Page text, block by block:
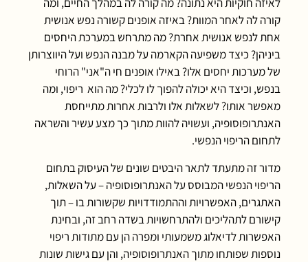
קורה לה לאחר המוות? באיזה אופנים קשורה נפש אנושית
אחת לנפש אנושית אחרת? מה מתרחש במערכת היחסים
ביניהן? כיצד משפיעה הקארמה על מבנה הנפש ועל היווצרותן
של מערכות יחסים אלו? באילו אופנים חי ה"אני" הרוחי
בנפש, וכיצד היא יכולה להפוך לו לכלי? מה הוא ריפוי, ומה
מאפשר אותו? לשאלות אלו ולרבות אחרות מתייחסת
האנתרופוסופיה, ועשויה להוות מתוך כך מצע עשיר והשראה
לתחום הריפוי הנפשי.
מדור זה מתעתד לתאר היבטים שונים של העיסוק בתחום
הריפוי הנפשי המבוסס על האנתרופוסופיה – על השאלות,
האתגרים, האפשרויות וההתמודדויות שקשורות בו – תוך
קישורם לתהליכים ולהתרחשויות בשדה רחב זה, ובחינת
האפשרות לדיאלוג משמעותי ומפרה הן עם מתודות ריפוי
נוספות שפותחו מתוך האנתרופוסופיה, והן עם גישות שונות